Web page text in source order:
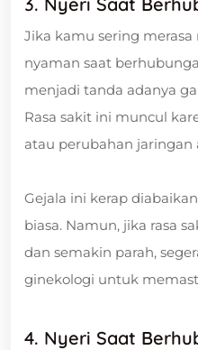
Jika kamu sering
nyaman saat
menjadi tanda adanya
Rasa sakit ini muncul
atau perubahan jaringan
Gejala ini kerap
biasa. Namun, jika rasa
dan semakin parah,
ginekologi untuk
4. Nyeri Saat